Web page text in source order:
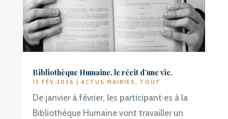
Bibliothèque Humaine, le récit d’une vie.
15 FÉV 2026 ACTUS MAIRIES , TOUT
De janvier à février, les participant·es à la
Bibliothèque Humaine vont travailler un